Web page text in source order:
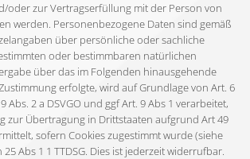
oder zur Vertragserfüllung mit der Person von
werden. Personenbezogene Daten sind gemäß
über persönliche oder sachliche
oder bestimmbaren natürlichen
über das im Folgenden hinausgehende
erfolgte, wird auf Grundlage von Art. 6
Abs. 2 a DSVGO und ggf Art. 9 Abs 1 verarbeitet,
zur Übertragung in Drittstaaten aufgrund Art 49
sofern Cookies zugestimmt wurde (siehe
Abs 1 1 TTDSG. Dies ist jederzeit widerrufbar.